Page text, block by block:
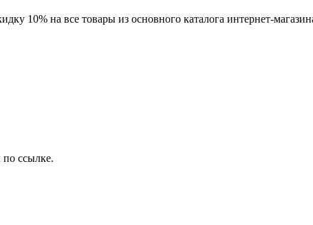
10% на все товары из основного каталога интернет-
по ссылке.